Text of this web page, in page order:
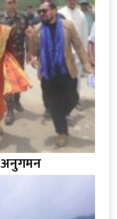
अनुगमन